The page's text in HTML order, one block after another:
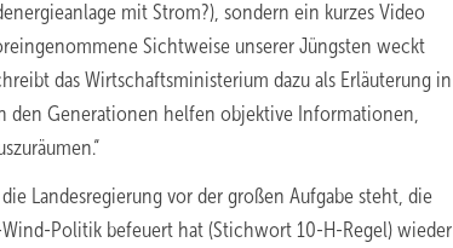
mit Strom?), sondern ein kurzes Video
Sichtweise unserer Jüngsten weckt
das Wirtschaftsministerium dazu als Erläuterung in
den Generationen helfen objektive Informationen,
Landesregierung vor der großen Aufgabe steht, die
Politik befeuert hat (Stichwort 10-H-Regel) wieder